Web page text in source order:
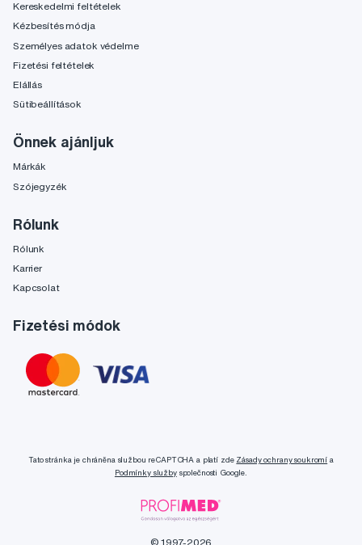
Kereskedelmi feltételek
Kézbesítés módja
Személyes adatok védelme
Fizetési feltételek
Elállás
Sütibeállítások
Önnek ajánljuk
Márkák
Szójegyzék
Rólunk
Rólunk
Karrier
Kapcsolat
Fizetési módok
Tato stránka je chráněna službou reCAPTCHA a platí zde Zásady ochrany soukromí a
Podmínky službyspolečnosti Google.
© 1997-2026